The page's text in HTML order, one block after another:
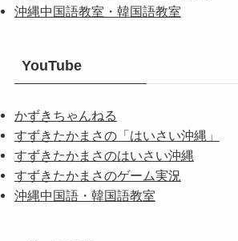
沖縄中国語教室・韓国語教室
YouTube
かずきちゃんねる
すずきたかまさの「はいさい沖縄」
すずきたかまさのはいさい沖縄
すずきたかまさのゲーム実況
沖縄中国語・韓国語教室